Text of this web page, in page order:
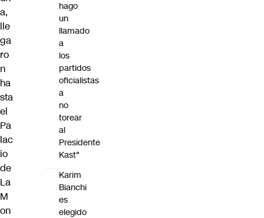
a,
lle
ga
ro
n
ha
sta
el
Pa
lac
io
de
La
M
on
hago
un
llamado
a
los
partidos
oficialistas
a
no
torear
al
Presidente
Kast"
Karim
Bianchi
es
elegido